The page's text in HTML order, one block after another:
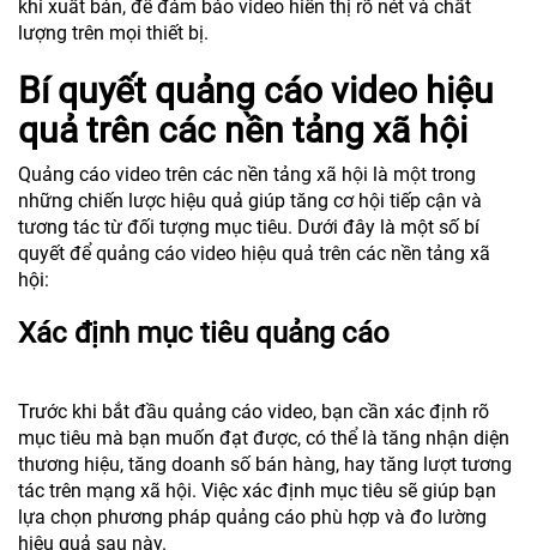
khi xuất bản, để đảm bảo video hiển thị rõ nét và chất
lượng trên mọi thiết bị.
Bí quyết quảng cáo video hiệu
quả trên các nền tảng xã hội
Quảng cáo video trên các nền tảng xã hội là một trong
những chiến lược hiệu quả giúp tăng cơ hội tiếp cận và
tương tác từ đối tượng mục tiêu. Dưới đây là một số bí
quyết để quảng cáo video hiệu quả trên các nền tảng xã
hội:
Xác định mục tiêu quảng cáo
Trước khi bắt đầu quảng cáo video, bạn cần xác định rõ
mục tiêu mà bạn muốn đạt được, có thể là tăng nhận diện
thương hiệu, tăng doanh số bán hàng, hay tăng lượt tương
tác trên mạng xã hội. Việc xác định mục tiêu sẽ giúp bạn
lựa chọn phương pháp quảng cáo phù hợp và đo lường
hiệu quả sau này.